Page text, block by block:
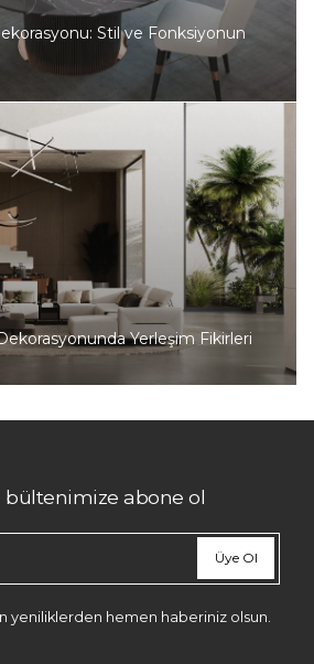
Stil ve Fonksiyonun
Yerleşim Fikirleri
bültenimize abone ol
Üye Ol
yeniliklerden hemen haberiniz olsun.